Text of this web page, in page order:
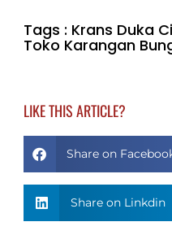
Tags : Krans Duka
Toko Karangan
LIKE THIS ARTICLE?
Share on
Share on Linkdin